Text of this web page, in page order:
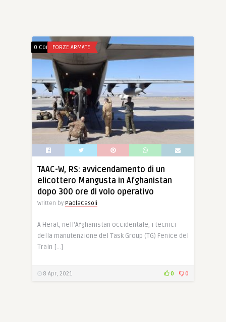
0 CommentsFORZE ARMATE
TAAC-W, RS: avvicendamento di un
elicottero Mangusta in Afghanistan
dopo 300 ore di volo operativo
Written by PaolaCasoli
A Herat, nell’Afghanistan occidentale, i tecnici
della manutenzione del Task Group (TG) Fenice del
Train […]
8 Apr, 2021 0 0